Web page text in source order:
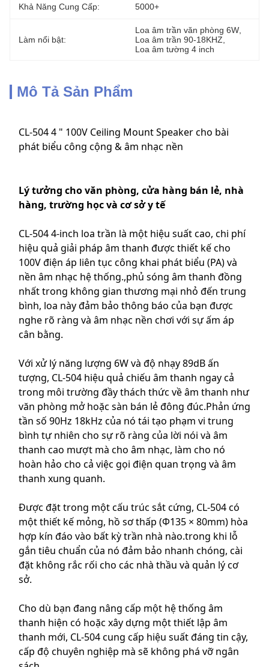
Khả Năng Cung Cấp: 5000+
Làm nổi bật:
Loa âm trần văn phòng 6W
Loa âm trần 90-18KHZ
Loa âm tường 4 inch
Mô Tả Sản Phẩm
CL-504 4 " 100V Ceiling Mount Speaker cho bài
phát biểu công cộng & âm nhạc nền
Lý tưởng cho văn phòng, cửa hàng bán lẻ, nhà
hàng, trường học và cơ sở y tế
CL-504 4-inch loa trần là một hiệu suất cao, chi phí
hiệu quả giải pháp âm thanh được thiết kế cho
100V điện áp liên tục công khai phát biểu (PA) và
nền âm nhạc hệ thống.,phủ sóng âm thanh đồng
nhất trong không gian thương mại nhỏ đến trung
bình, loa này đảm bảo thông báo của bạn được
nghe rõ ràng và âm nhạc nền chơi với sự ấm áp
cân bằng.
Với xử lý năng lượng 6W và độ nhạy 89dB ấn
tượng, CL-504 hiệu quả chiếu âm thanh ngay cả
trong môi trường đầy thách thức về âm thanh như
văn phòng mở hoặc sàn bán lẻ đông đúc.Phản ứng
tần số 90Hz 18kHz của nó tái tạo phạm vi trung
bình tự nhiên cho sự rõ ràng của lời nói và âm
thanh cao mượt mà cho âm nhạc, làm cho nó
hoàn hảo cho cả việc gọi điện quan trọng và âm
thanh xung quanh.
Được đặt trong một cấu trúc sắt cứng, CL-504 có
một thiết kế mỏng, hồ sơ thấp (Φ135 × 80mm) hòa
hợp kín đáo vào bất kỳ trần nhà nào.trong khi lỗ
gắn tiêu chuẩn của nó đảm bảo nhanh chóng, cài
đặt không rắc rối cho các nhà thầu và quản lý cơ
sở.
Cho dù bạn đang nâng cấp một hệ thống âm
thanh hiện có hoặc xây dựng một thiết lập âm
thanh mới, CL-504 cung cấp hiệu suất đáng tin cậy,
cấp độ chuyên nghiệp mà sẽ không phá vỡ ngân